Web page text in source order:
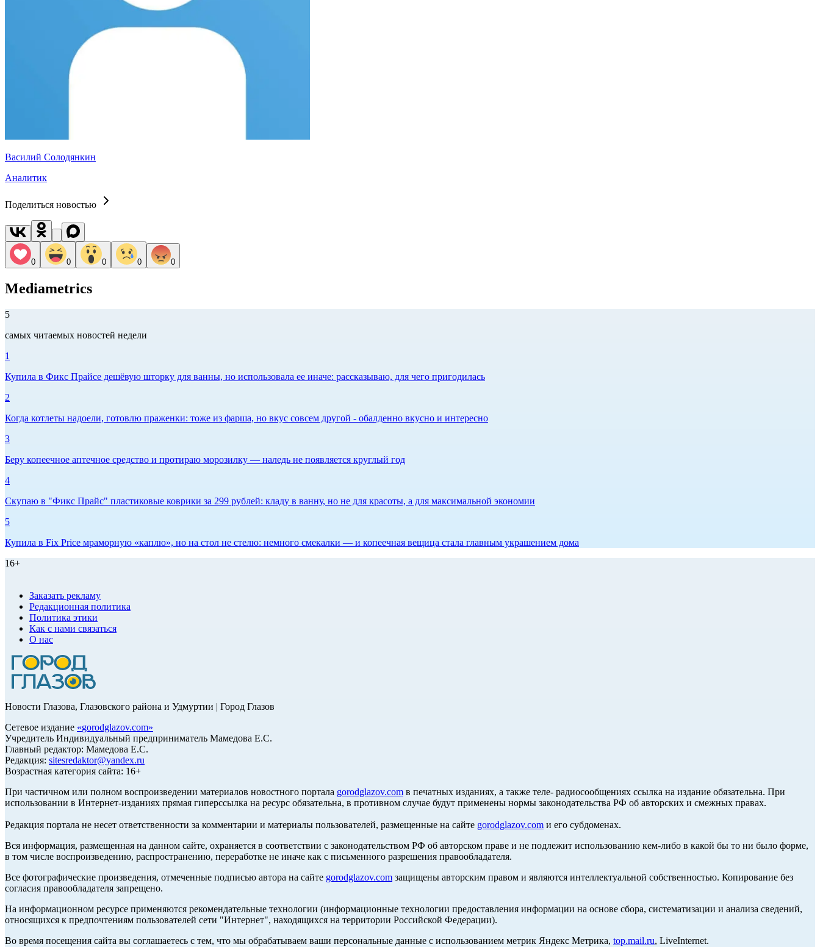
Василий Солодянкин
Аналитик
Поделиться новостью
0 0 0 0 0
Mediametrics
5
самых читаемых новостей недели
1
Купила в Фикс Прайсе дешёвую шторку для ванны, но использовала ее иначе: рассказываю, для чего пригодилась
2
Когда котлеты надоели, готовлю праженки: тоже из фарша, но вкус совсем другой - обалденно вкусно и интересно
3
Беру копеечное аптечное средство и протираю морозилку — наледь не появляется круглый год
4
Скупаю в "Фикс Прайс" пластиковые коврики за 299 рублей: кладу в ванну, но не для красоты, а для максимальной экономии
5
Купила в Fix Price мраморную «каплю», но на стол не стелю: немного смекалки — и копеечная вещица стала главным украшением дома
16+
Заказать рекламу
Редакционная политика
Политика этики
Как с нами связаться
О нас
Новости Глазова, Глазовского района и Удмуртии | Город Глазов
Сетевое издание «gorodglazov.com»
Учредитель Индивидуальный предприниматель Мамедова Е.С.
Главный редактор: Мамедова Е.С.
Редакция: sitesredaktor@yandex.ru
Возрастная категория сайта: 16+
При частичном или полном воспроизведении материалов новостного портала gorodglazov.com в печатных изданиях, а также теле- радиосообщениях ссылка на издание обязательна. При
использовании в Интернет-изданиях прямая гиперссылка на ресурс обязательна, в противном случае будут применены нормы законодательства РФ об авторских и смежных правах.
Редакция портала не несет ответственности за комментарии и материалы пользователей, размещенные на сайте gorodglazov.com и его субдоменах.
Вся информация, размещенная на данном сайте, охраняется в соответствии с законодательством РФ об авторском праве и не подлежит использованию кем-либо в какой бы то ни было форме,
в том числе воспроизведению, распространению, переработке не иначе как с письменного разрешения правообладателя.
Все фотографические произведения, отмеченные подписью автора на сайте gorodglazov.com защищены авторским правом и являются интеллектуальной собственностью. Копирование без
согласия правообладателя запрещено.
На информационном ресурсе применяются рекомендательные технологии (информационные технологии предоставления информации на основе сбора, систематизации и анализа сведений,
относящихся к предпочтениям пользователей сети "Интернет", находящихся на территории Российской Федерации).
Во время посещения сайта вы соглашаетесь с тем, что мы обрабатываем ваши персональные данные с использованием метрик Яндекс Метрика, top.mail.ru, LiveInternet.